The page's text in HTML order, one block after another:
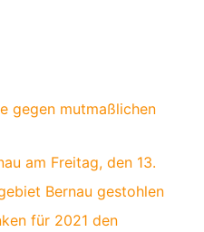
gegen mutmaßlichen
am Freitag, den 13.
Bernau gestohlen
für 2021 den